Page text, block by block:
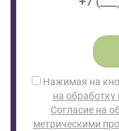
Нажимая на
на
Согласие на
метрическими